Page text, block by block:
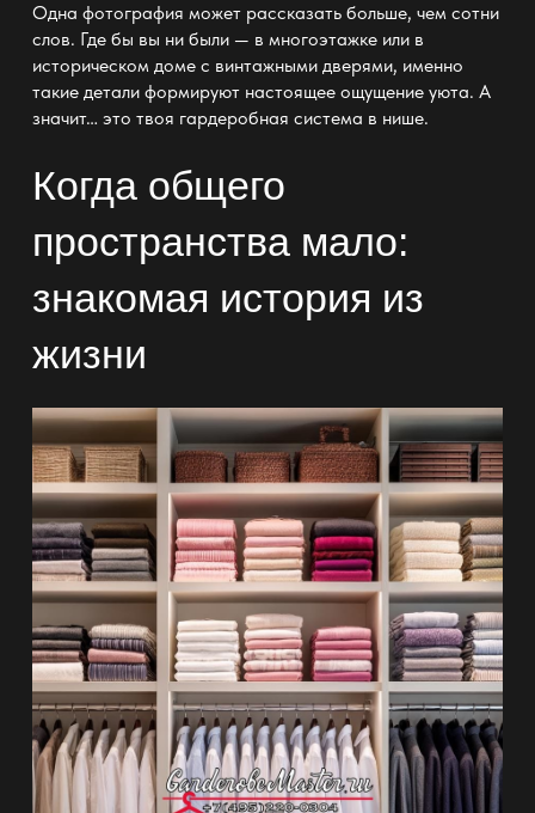
Одна фотография может рассказать больше, чем сотни
слов. Где бы вы ни были — в многоэтажке или в
историческом доме с винтажными дверями, именно
такие детали формируют настоящее ощущение уюта. А
значит… это твоя гардеробная система в нише.
Когда общего
пространства мало:
знакомая история из
жизни